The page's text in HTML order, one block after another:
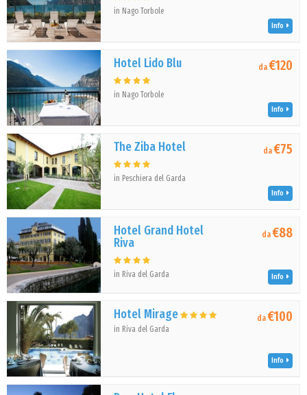
in Nago Torbole
Info
Hotel Lido Blu
in Nago Torbole
da€120
Info
The Ziba Hotel
in Peschiera del Garda
da€75
Info
Hotel Grand Hotel
Riva
in Riva del Garda
da€88
Info
Hotel Mirage
in Riva del Garda
da€100
Info